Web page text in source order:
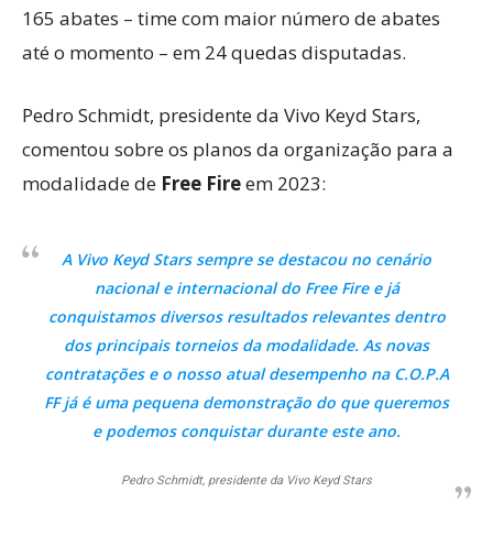
165 abates – time com maior número de abates
até o momento – em 24 quedas disputadas.
Pedro Schmidt, presidente da Vivo Keyd Stars,
comentou sobre os planos da organização para a
modalidade de Free Fireem 2023:
A Vivo Keyd Stars sempre se destacou no cenário
nacional e internacional do Free Fire e já
conquistamos diversos resultados relevantes dentro
dos principais torneios da modalidade. As novas
contratações e o nosso atual desempenho na C.O.P.A
FF já é uma pequena demonstração do que queremos
e podemos conquistar durante este ano.
Pedro Schmidt, presidente da Vivo Keyd Stars